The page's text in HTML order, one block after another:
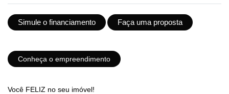
Simule o financiamento Faça uma proposta
Conheça o empreendimento
Você FELIZ no seu imóvel!